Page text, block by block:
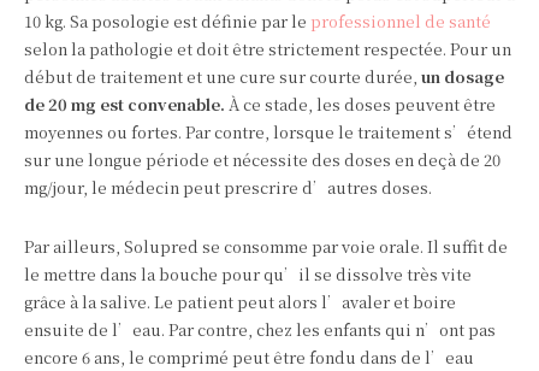
10 kg. Sa posologie est définie par le professionnel de santé
selon la pathologie et doit être strictement respectée. Pour un
début de traitement et une cure sur courte durée, un dosage
de 20 mg est convenable. À ce stade, les doses peuvent être
moyennes ou fortes. Par contre, lorsque le traitement s’étend
sur une longue période et nécessite des doses en deçà de 20
mg/jour, le médecin peut prescrire d’autres doses.
Par ailleurs, Solupred se consomme par voie orale. Il suffit de
le mettre dans la bouche pour qu’il se dissolve très vite
grâce à la salive. Le patient peut alors l’avaler et boire
ensuite de l’eau. Par contre, chez les enfants qui n’ont pas
encore 6 ans, le comprimé peut être fondu dans de l’eau